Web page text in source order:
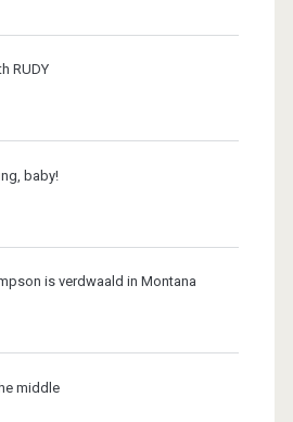
RUDY
baby!
is verdwaald in Montana
middle